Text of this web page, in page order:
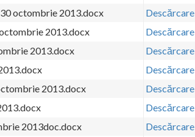
octombrie 2013.docx
Descărcare
2013.docx
Descărcare
2013.docx
Descărcare
Descărcare
2013.docx
Descărcare
Descărcare
2013doc.docx
Descărcare